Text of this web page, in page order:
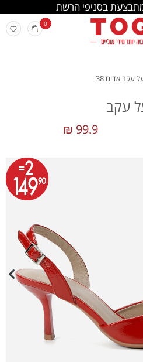
בסניפי הרשת
0
עקב אדום 38
עקב
99.9 ₪